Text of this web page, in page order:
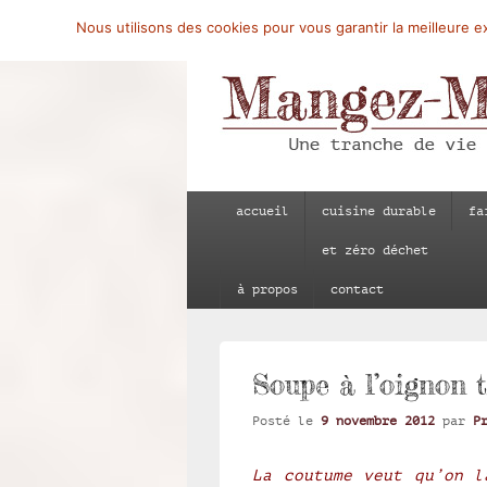
Mangez-Moi.fr
accueil cuisine durable
et zéro déchet
à propos contact
Soupe à
Posté le 9 novembre 2012 par
La coutume veut
Nous utilisons des cookies pour vous garantir la meilleure